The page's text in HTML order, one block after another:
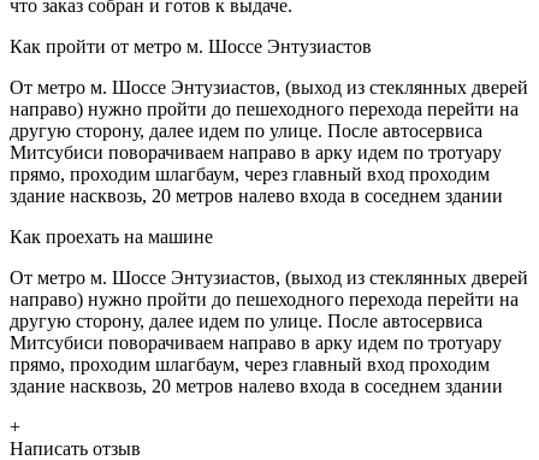
что заказ собран и готов к выдаче.
Как пройти от метро м. Шоссе Энтузиастов
От метро м. Шоссе Энтузиастов, (выход из стеклянных дверей
направо) нужно пройти до пешеходного перехода перейти на
другую сторону, далее идем по улице. После автосервиса
Митсубиси поворачиваем направо в арку идем по тротуару
прямо, проходим шлагбаум, через главный вход проходим
здание насквозь, 20 метров налево входа в соседнем здании
Как проехать на машине
От метро м. Шоссе Энтузиастов, (выход из стеклянных дверей
направо) нужно пройти до пешеходного перехода перейти на
другую сторону, далее идем по улице. После автосервиса
Митсубиси поворачиваем направо в арку идем по тротуару
прямо, проходим шлагбаум, через главный вход проходим
здание насквозь, 20 метров налево входа в соседнем здании
+
Написать отзыв